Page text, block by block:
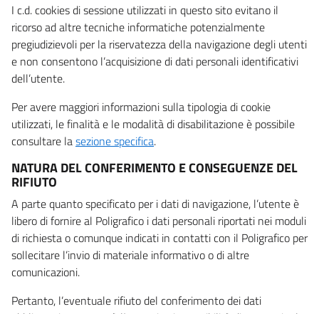
I c.d. cookies di sessione utilizzati in questo sito evitano il
ricorso ad altre tecniche informatiche potenzialmente
pregiudizievoli per la riservatezza della navigazione degli utenti
e non consentono l’acquisizione di dati personali identificativi
dell’utente.
Per avere maggiori informazioni sulla tipologia di cookie
utilizzati, le finalità e le modalità di disabilitazione è possibile
consultare lasezione specifica.
NATURA DEL CONFERIMENTO E CONSEGUENZE DEL
RIFIUTO
A parte quanto specificato per i dati di navigazione, l’utente è
libero di fornire al Poligrafico i dati personali riportati nei moduli
di richiesta o comunque indicati in contatti con il Poligrafico per
sollecitare l’invio di materiale informativo o di altre
comunicazioni.
Pertanto, l’eventuale rifiuto del conferimento dei dati